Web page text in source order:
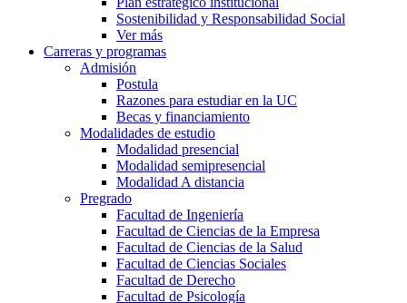
Sostenibilidad y Responsabilidad Social
Ver más
Carreras y programas
Admisión
Postula
Razones para estudiar en la UC
Becas y financiamiento
Modalidades de estudio
Modalidad presencial
Modalidad semipresencial
Modalidad A distancia
Pregrado
Facultad de Ingeniería
Facultad de Ciencias de la Empresa
Facultad de Ciencias de la Salud
Facultad de Ciencias Sociales
Facultad de Derecho
Facultad de Psicología